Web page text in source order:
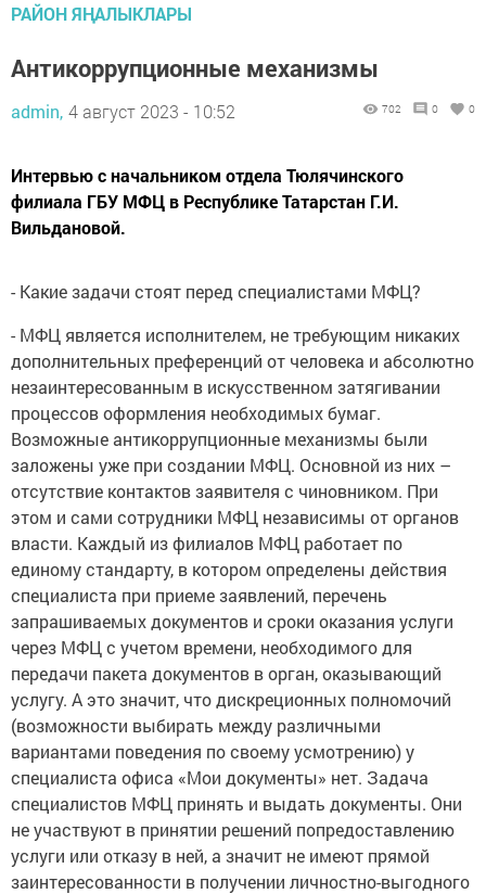
РАЙОН ЯҢАЛЫКЛАРЫ
Антикоррупционные механизмы
admin, 4 август 2023 - 10:52 702 0 0
Интервью с начальником отдела Тюлячинского
филиала ГБУ МФЦ в Республике Татарстан Г.И.
Вильдановой.
- Какие задачи стоят перед специалистами МФЦ?
- МФЦ является исполнителем, не требующим никаких
дополнительных преференций от человека и абсолютно
незаинтересованным в искусственном затягивании
процессов оформления необходимых бумаг.
Возможные антикоррупционные механизмы были
заложены уже при создании МФЦ. Основной из них –
отсутствие контактов заявителя с чиновником. При
этом и сами сотрудники МФЦ независимы от органов
власти. Каждый из филиалов МФЦ работает по
единому стандарту, в котором определены действия
специалиста при приеме заявлений, перечень
запрашиваемых документов и сроки оказания услуги
через МФЦ с учетом времени, необходимого для
передачи пакета документов в орган, оказывающий
услугу. А это значит, что дискреционных полномочий
(возможности выбирать между различными
вариантами поведения по своему усмотрению) у
специалиста офиса «Мои документы» нет. Задача
специалистов МФЦ принять и выдать документы. Они
не участвуют в принятии решений попредоставлению
услуги или отказу в ней, а значит не имеют прямой
заинтересованности в получении личностно-выгодного